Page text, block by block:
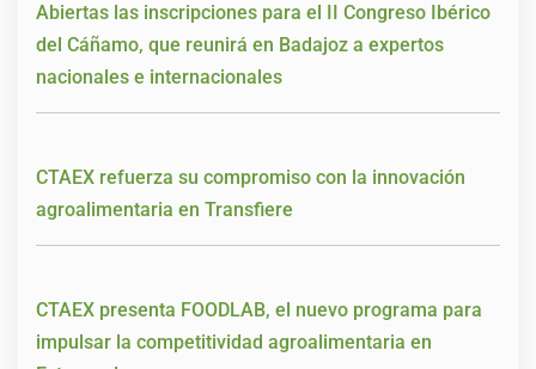
Abiertas las inscripciones para el II Congreso Ibérico
del Cáñamo, que reunirá en Badajoz a expertos
nacionales e internacionales
CTAEX refuerza su compromiso con la innovación
agroalimentaria en Transfiere
CTAEX presenta FOODLAB, el nuevo programa para
impulsar la competitividad agroalimentaria en